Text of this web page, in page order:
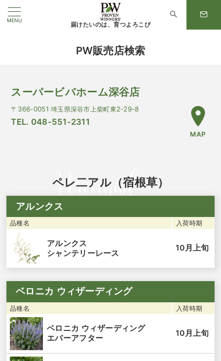
MENU
届けたいのは、育つよろこび
PW販売店検索
スーパービバホーム深谷店
〒366-0051 埼玉県深谷市上柴町東2-29-8
TEL. 048-551-2311
MAP
ペレ二アル（宿根草）
アルンクス
品種名 入荷時期
アルンクス
シャンテリーレース
10月上旬
ベロニカ ウィザーディング
品種名 入荷時期
ベロニカ ウィザーディング
エバーアフター
10月上旬